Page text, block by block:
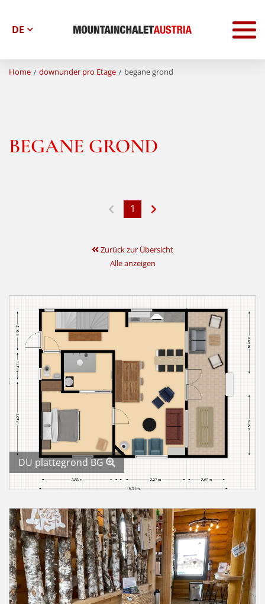
Home downunder pro Etage begane grond
BEGANE GROND
Zurück zur Übersicht
1
Alle anzeigen
DU plattegrond BG